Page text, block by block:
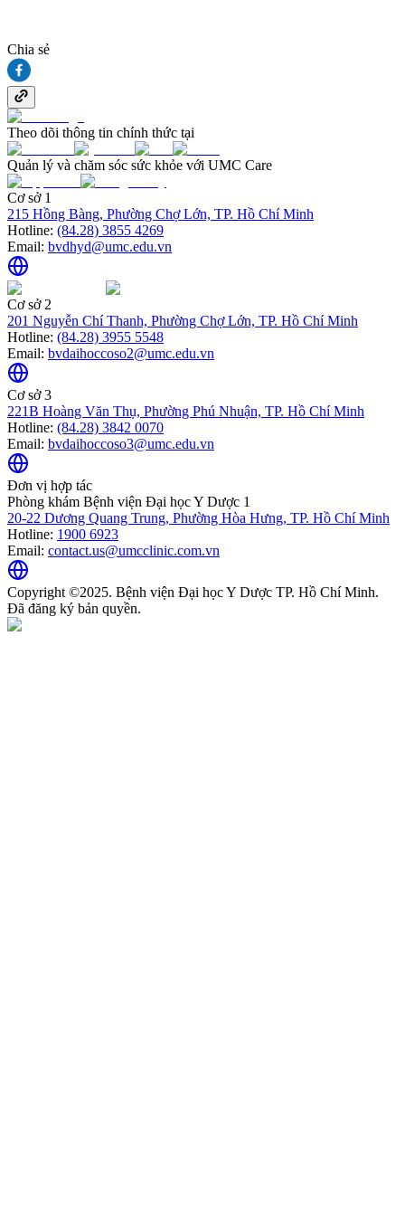
Chia sẻ
Theo dõi thông tin chính thức tại
Quản lý và chăm sóc sức khỏe với UMC Care
Cơ sở 1
215 Hồng Bàng, Phường Chợ Lớn, TP. Hồ Chí Minh
Hotline: (84.28) 3855 4269
Email: bvdhyd@umc.edu.vn
Cơ sở 2
201 Nguyễn Chí Thanh, Phường Chợ Lớn, TP. Hồ Chí Minh
Hotline: (84.28) 3955 5548
Email: bvdaihoccoso2@umc.edu.vn
Cơ sở 3
221B Hoàng Văn Thụ, Phường Phú Nhuận, TP. Hồ Chí Minh
Hotline: (84.28) 3842 0070
Email: bvdaihoccoso3@umc.edu.vn
Đơn vị hợp tác
Phòng khám Bệnh viện Đại học Y Dược 1
20-22 Dương Quang Trung, Phường Hòa Hưng, TP. Hồ Chí Minh
Hotline: 1900 6923
Email: contact.us@umcclinic.com.vn
Copyright ©2025. Bệnh viện Đại học Y Dược TP. Hồ Chí Minh.
Đã đăng ký bản quyền.